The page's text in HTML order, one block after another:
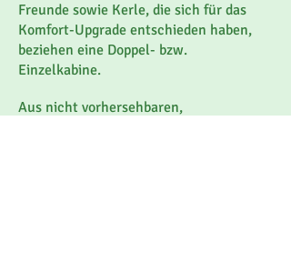
Freunde sowie Kerle, die sich für das
Komfort-Upgrade entschieden haben,
beziehen eine Doppel- bzw.
Einzelkabine.
Aus nicht vorhersehbaren,